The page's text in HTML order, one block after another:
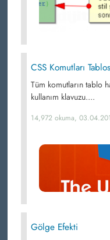
CSS Komutları
Tüm komutların tablo
kullanım klavuzu....
14,972 okuma,
Gölge Efekti